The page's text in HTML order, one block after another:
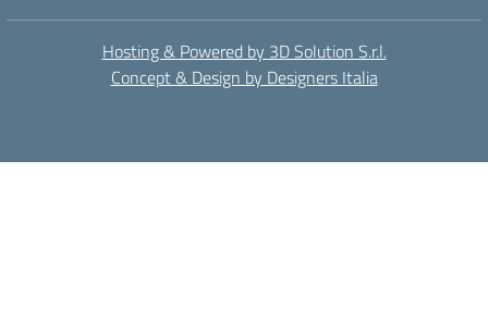
Hosting & Powered by 3D Solution S.r.l.
Concept & Design by Designers Italia